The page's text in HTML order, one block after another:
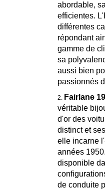
abordable,
efficientes.
différentes
répondant
gamme de
sa
aussi bien
passionnés
Fairlane
véritable
d'or des
distinct et
elle incarne
années
disponible
de conduite